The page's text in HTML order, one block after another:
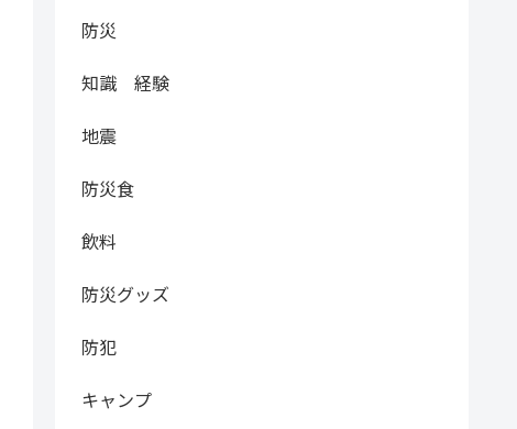
防災
知識 経験
地震
防災食
飲料
防災グッズ
防犯
キャンプ